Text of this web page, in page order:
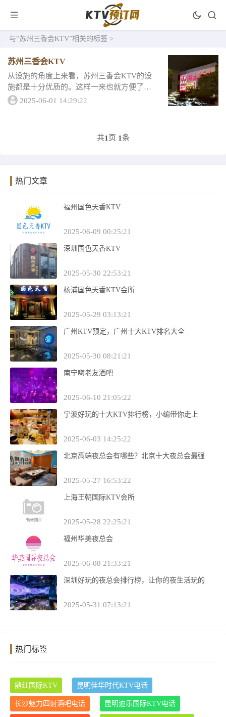
与“苏州三香会KTV”相关的标签 >
苏州三香会KTV
从设施的角度上来看，苏州三香会KTV的设
施都是十分优质的。这样一来也就方便了消
费者们可以是选择自己喜欢的娱乐设施来进
2025-06-01 14:29:22
共1 页 1条
热门文章
福州国色天香KTV
2025-06-09 00:25:21
深圳国色天香KTV
2025-05-30 22:53:21
杨浦国色天香KTV会所
2025-05-29 03:13:21
广州KTV预定，广州十大KTV排名大全
2025-05-30 08:21:21
南宁嗨老友酒吧
2025-06-10 21:05:22
宁波好玩的十大KTV排行榜，小编带你走上
2025-06-03 14:25:22
北京高端夜总会有哪些？北京十大夜总会最强
2025-05-27 16:53:22
上海王朝国际KTV会所
2025-05-28 22:25:21
福州华美夜总会
2025-06-08 21:33:21
深圳好玩的夜总会排行榜，让你的夜生活玩的
2025-05-31 07:13:21
热门标签
鼎红国际KTV 昆明佳华时代KTV电话
长沙魅力四射酒吧电话 昆明迪乐国际KTV电话